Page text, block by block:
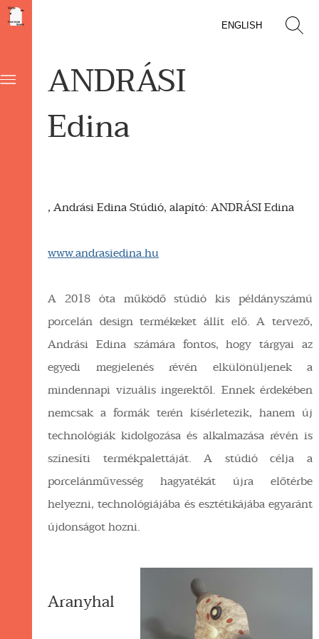
ENGLISH
ANDRÁSI
Edina
, Andrási Edina Stúdió, alapító: ANDRÁSI Edina
www.andrasiedina.hu
A 2018 óta működő stúdió kis példányszámú
porcelán design termékeket állít elő. A tervező,
Andrási Edina számára fontos, hogy tárgyai az
egyedi megjelenés révén elkülönüljenek a
mindennapi vizuális ingerektől. Ennek érdekében
nemcsak a formák terén kísérletezik, hanem új
technológiák kidolgozása és alkalmazása révén is
színesíti termékpalettáját. A stúdió célja a
porcelánművesség hagyatékát újra előtérbe
helyezni, technológiájába és esztétikájába egyaránt
újdonságot hozni.
Aranyhal